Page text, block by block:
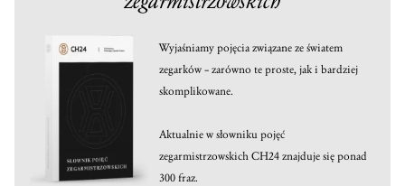
Wyjaśniamy pojęcia związane ze światem
zegarków – zarówno te proste, jak i bardziej
skomplikowane.
Aktualnie w słowniku pojęć
zegarmistrzowskich CH24 znajduje się ponad
300 fraz.